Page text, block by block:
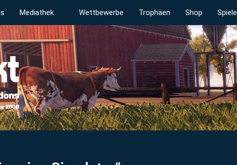
Mediathek Wettbewerbe Trophäen Shop Spiele